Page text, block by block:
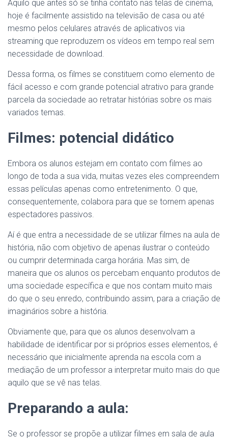
Aquilo que antes só se tinha contato nas telas de cinema,
hoje é facilmente assistido na televisão de casa ou até
mesmo pelos celulares através de aplicativos via
streaming que reproduzem os vídeos em tempo real sem
necessidade de download.
Dessa forma, os filmes se constituem como elemento de
fácil acesso e com grande potencial atrativo para grande
parcela da sociedade ao retratar histórias sobre os mais
variados temas.
Filmes: potencial didático
Embora os alunos estejam em contato com filmes ao
longo de toda a sua vida, muitas vezes eles compreendem
essas películas apenas como entretenimento. O que,
consequentemente, colabora para que se tornem apenas
espectadores passivos.
Aí é que entra a necessidade de se utilizar filmes na aula de
história, não com objetivo de apenas ilustrar o conteúdo
ou cumprir determinada carga horária. Mas sim, de
maneira que os alunos os percebam enquanto produtos de
uma sociedade específica e que nos contam muito mais
do que o seu enredo, contribuindo assim, para a criação de
imaginários sobre a história.
Obviamente que, para que os alunos desenvolvam a
habilidade de identificar por si próprios esses elementos, é
necessário que inicialmente aprenda na escola com a
mediação de um professor a interpretar muito mais do que
aquilo que se vê nas telas.
Preparando a aula:
Se o professor se propõe a utilizar filmes em sala de aula